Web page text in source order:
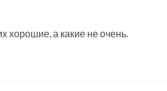
хорошие, а какие не очень.